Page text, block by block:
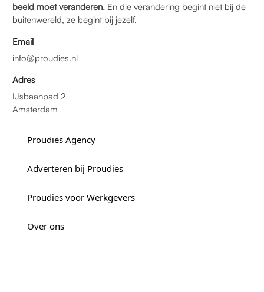
beeld moet veranderen. En die verandering begint niet bij de
buitenwereld, ze begint bij jezelf.
Email
info@proudies.nl
Adres
IJsbaanpad 2
Amsterdam
Proudies Agency
Adverteren bij Proudies
Proudies voor Werkgevers
Over ons